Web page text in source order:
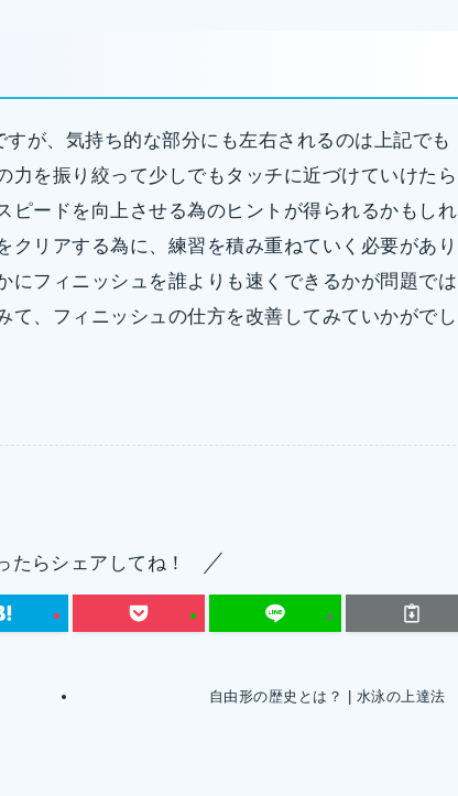
が、気持ち的な部分にも左右されるのは上記でも
力を振り絞って少しでもタッチに近づけていけたら
ピードを向上させる為のヒントが得られるかもしれ
クリアする為に、練習を積み重ねていく必要があり
にフィニッシュを誰よりも速くできるかが問題では
て、フィニッシュの仕方を改善してみていかがでし
たらシェアしてね！
自由形の歴史とは？ | 水泳の上達法